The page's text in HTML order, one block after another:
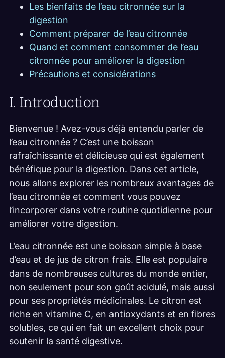
Les bienfaits de l’eau citronnée sur la
digestion
Comment préparer de l’eau citronnée
Quand et comment consommer de l’eau
citronnée pour améliorer la digestion
Précautions et considérations
I. Introduction
Bienvenue ! Avez-vous déjà entendu parler de
l’eau citronnée ? C’est une boisson
rafraîchissante et délicieuse qui est également
bénéfique pour la digestion. Dans cet article,
nous allons explorer les nombreux avantages de
l’eau citronnée et comment vous pouvez
l’incorporer dans votre routine quotidienne pour
améliorer votre digestion.
L’eau citronnée est une boisson simple à base
d’eau et de jus de citron frais. Elle est populaire
dans de nombreuses cultures du monde entier,
non seulement pour son goût acidulé, mais aussi
pour ses propriétés médicinales. Le citron est
riche en vitamine C, en antioxydants et en fibres
solubles, ce qui en fait un excellent choix pour
soutenir la santé digestive.